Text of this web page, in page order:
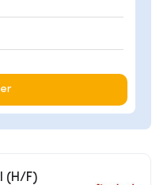
(H/F)